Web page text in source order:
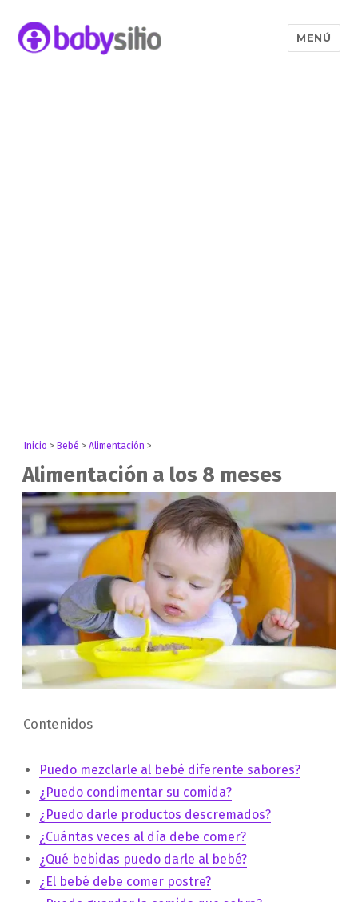
MENÚ
Inicio > Bebé >Alimentación >
Alimentación a los 8 meses
Contenidos
Puedo mezclarle al bebé diferente sabores?
¿Puedo condimentar su comida?
¿Puedo darle productos descremados?
¿Cuántas veces al día debe comer?
¿Qué bebidas puedo darle al bebé?
¿El bebé debe comer postre?